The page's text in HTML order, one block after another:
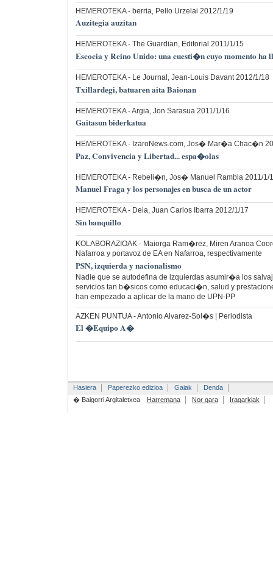
HEMEROTEKA- berria, Pello Urzelai 2012/1/19
Auzitegia auzitan
HEMEROTEKA- The Guardian, Editorial 2011/1/15
Escocia y Reino Unido: una cuesti�n cuyo momento ha
HEMEROTEKA- Le Journal, Jean-Louis Davant 2012/1/18
Txillardegi, batuaren aita Baionan
HEMEROTEKA- Argia, Jon Sarasua 2011/1/16
Gaitasun biderkatua
HEMEROTEKA- IzaroNews.com, Jos� Mar�a Chac�n
Paz, Convivencia y Libertad... espa�olas
HEMEROTEKA- Rebeli�n, Jos� Manuel Rambla 2011/1/
Manuel Fraga y los personajes en busca de un actor
HEMEROTEKA- Deia, Juan Carlos Ibarra 2012/1/17
Sin banquillo
KOLABORAZIOAK- Maiorga Ram�rez, Miren Aranoa
Nafarroa y portavoz de EA en Nafarroa, respectivamente
PSN, izquierda y nacionalismo
Nadie que se autodefina de izquierdas asumir�a los
servicios tan b�sicos como educaci�n, salud y
han empezado a aplicar de la mano de UPN-PP
AZKEN PUNTUA- Antonio Alvarez-Sol�s | Periodista
El �Equipo A�
Hasiera Paperezko edizioa Gaiak
Denda
� Baigorri Argitaletxea
Harremana Nor gara Iragarkiak